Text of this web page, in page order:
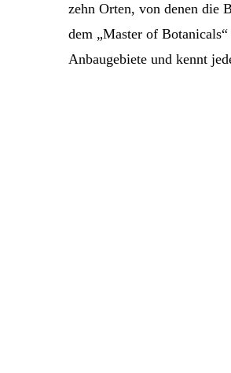
zehn Orten, von denen die
dem „Master of Botanicals“
Anbaugebiete und kennt